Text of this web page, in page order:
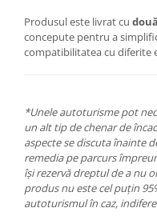
Produsul este livrat cu
concepute pentru a
compatibilitatea cu diferite
*Unele autoturisme pot
un alt tip de chenar de
aspecte se discuta înainte
remedia pe parcurs
își rezervă dreptul de a nu
produs nu este cel puțin
autoturismul în caz,